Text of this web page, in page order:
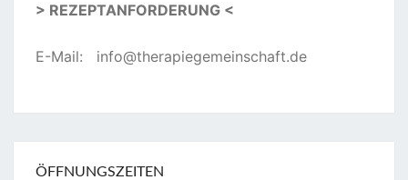
> REZEPTANFORDERUNG <
E-Mail: info@therapiegemeinschaft.de
ÖFFNUNGSZEITEN